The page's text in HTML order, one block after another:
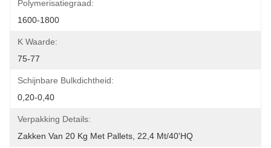
Polymerisatiegraad:
1600-1800
K Waarde:
75-77
Schijnbare Bulkdichtheid:
0,20-0,40
Verpakking Details:
Zakken Van 20 Kg Met Pallets, 22,4 Mt/40'HQ